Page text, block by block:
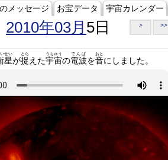
メッセージ お宝データ 宇宙カレンダー
2010年03月 5日 > >>
星
いせい
が捉
とら
えた宇宙
うちゅう
の電波
でんぱ
を音
おと
にしました。